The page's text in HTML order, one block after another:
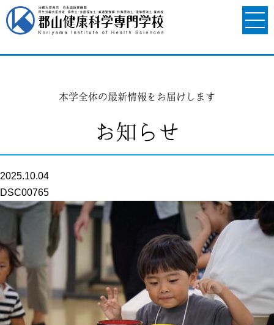
本学全体の最新情報をお届けします
お知らせ
2025.10.04
DSC00765